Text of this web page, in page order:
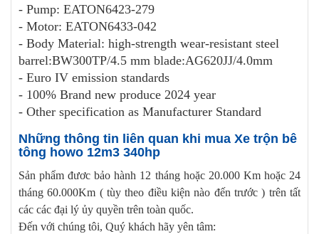
- Pump: EATON6423-279
- Motor: EATON6433-042
- Body Material: high-strength wear-resistant steel
barrel:BW300TP/4.5 mm blade:AG620JJ/4.0mm
- Euro IV emission standards
- 100% Brand new produce 2024 year
- Other specification as Manufacturer Standard
Những thông tin liên quan khi mua Xe trộn bê
tông howo 12m3 340hp
Sản phẩm đươc bảo hành 12 tháng hoặc 20.000 Km hoặc 24
tháng 60.000Km ( tùy theo điều kiện nào đến trước ) trên tất
các các đại lý ủy quyền trên toàn quốc.
Đến với chúng tôi, Quý khách hãy yên tâm: